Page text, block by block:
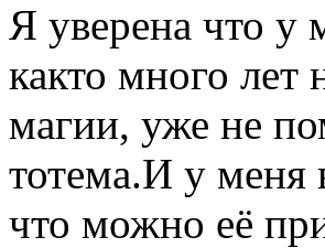
Я уверена что у
както много лет
магии, уже не
тотема.И у меня
что можно её